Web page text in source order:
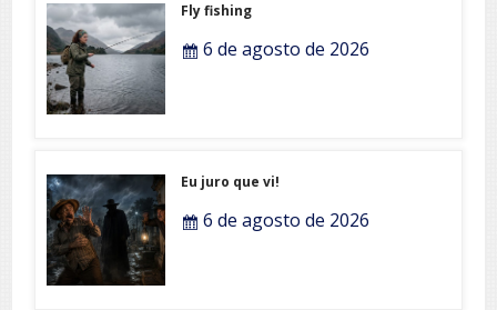
Fly fishing
6 de agosto de 2026
Eu juro que vi!
6 de agosto de 2026